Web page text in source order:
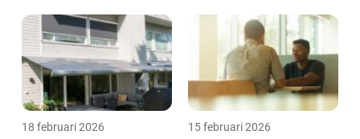
18 februari 2026 15 februari 2026